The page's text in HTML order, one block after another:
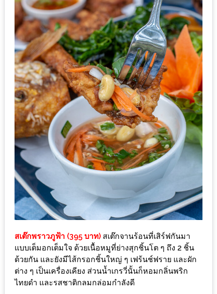
ร้าน
หมู
กระทะ
ทั่ว
เชียงใหม่
TOP30
ราคา
ไม่
เกิน
200
บาท
รีวิว
ดี
กับ
วงใน
ฟรี
LINE
GIFTCODE!
สเต๊กพราวภูฟ้า (395 บาท) สเต๊กจานร้อนที่เสิร์ฟกันมา
แบบเต็มอกเต็มใจ ด้วยเนื้อหมูที่ย่างสุกชิ้นโต ๆ ถึง 2 ชิ้น
ด้วยกัน และยังมีไส้กรอกชิ้นใหญ่ ๆ เฟร้นช์ฟราย และผัก
ต่าง ๆ เป็นเครื่องเคียง ส่วนน้ำเกรวี่นั้นก็หอมกลิ่นพริก
ไทยดำ และรสชาติกลมกล่อมกำลังดี